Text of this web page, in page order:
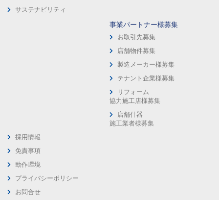
サステナビリティ
事業パートナー様募集
お取引先募集
店舗物件募集
製造メーカー様募集
テナント企業様募集
リフォーム
協力施工店様募集
店舗什器
施工業者様募集
採用情報
免責事項
動作環境
プライバシーポリシー
お問合せ